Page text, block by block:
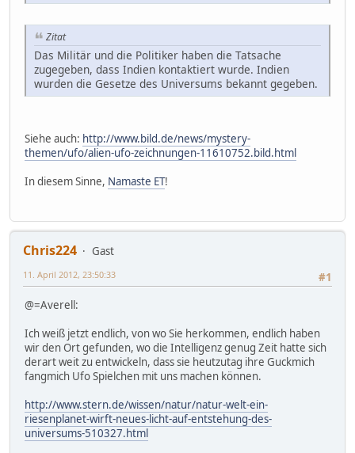
Zitat
Das Militär und die Politiker haben die Tatsache
zugegeben, dass Indien kontaktiert wurde. Indien
wurden die Gesetze des Universums bekannt gegeben.
Siehe auch: http://www.bild.de/news/mystery-
themen/ufo/alien-ufo-zeichnungen-11610752.bild.html
In diesem Sinne, Namaste ET!
Chris224
Gast
#1
11. April 2012, 23:50:33
@=Averell:
Ich weiß jetzt endlich, von wo Sie herkommen, endlich haben
wir den Ort gefunden, wo die Intelligenz genug Zeit hatte sich
derart weit zu entwickeln, dass sie heutzutag ihre Guckmich
fangmich Ufo Spielchen mit uns machen können.
http://www.stern.de/wissen/natur/natur-welt-ein-
riesenplanet-wirft-neues-licht-auf-entstehung-des-
universums-510327.html